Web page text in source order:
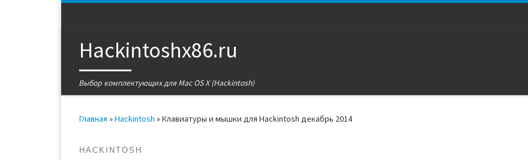
Hackintoshx86.ru
Выбор комплектующих для Mac OS X (Hackintosh)
Главная »Hackintosh »Клавиатуры и мышки для Hackintosh декабрь 2014
HACKINTOSH